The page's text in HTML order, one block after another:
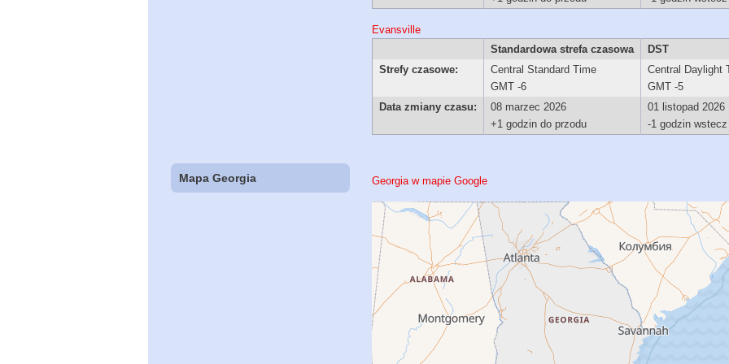
Evansville
Standardowa strefa czasowa
DST
Strefy czasowe:
Central Standard Time
GMT -6
Central Daylight
GMT -5
Data zmiany czasu:
08 marzec 2026
+1 godzin do przodu
01 listopad 2026
-1 godzin wstecz
Mapa Georgia Georgia w mapie Google